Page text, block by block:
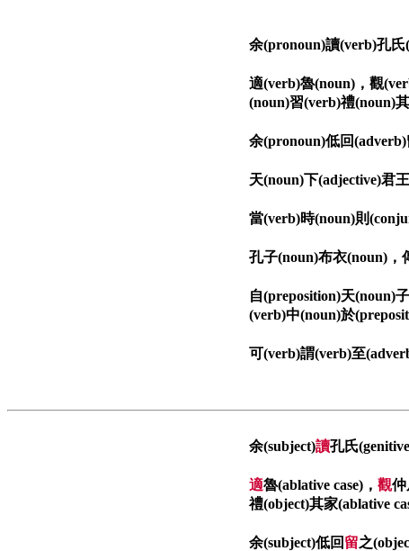
余(pronoun)讀(verb)孔氏
適(verb)魯(noun)，觀
(noun)習(verb)禮(noun)
余(pronoun)低回
天(noun)下(adjective)君
當(verb)時(noun)則
孔子(noun)布衣(noun)，
自(preposition)天(noun)
(verb)中(noun)於
可(verb)謂(verb)至
余(subject)讀孔氏
適魯(ablative case)， 觀仲
禮(object)其家(ablative
余(subject)低回 留之